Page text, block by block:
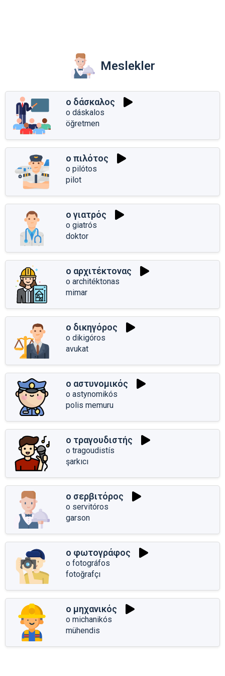
Meslekler
ο δάσκαλος
o dáskalos
öğretmen
ο πιλότος
o pilótos
pilot
ο γιατρός
o giatrós
doktor
ο αρχιτέκτονας
o architéktonas
mimar
ο δικηγόρος
o dikigóros
avukat
ο αστυνομικός
o astynomikós
polis memuru
ο τραγουδιστής
o tragoudistís
şarkıcı
ο σερβιτόρος
o servitóros
garson
ο φωτογράφος
o fotográfos
fotoğrafçı
ο μηχανικός
o michanikós
mühendis